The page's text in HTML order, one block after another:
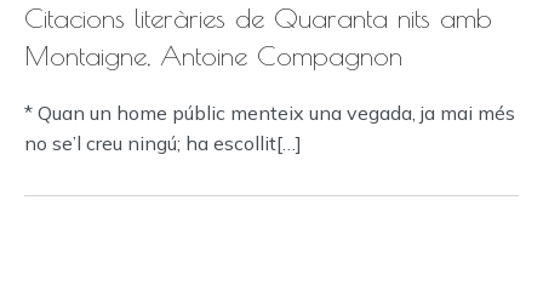
Citacions literàries de Quaranta nits amb
Montaigne, Antoine Compagnon
* Quan un home públic menteix una vegada, ja mai més
no se’l creu ningú; ha escollit[…]